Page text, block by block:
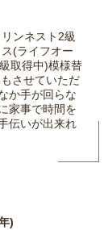
ンネスト2級
(ライフオー
取得中)模様替
させていただ
か手が回らな
家事で時間を
伝いが出来れ
)